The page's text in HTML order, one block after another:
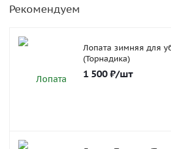
Рекомендуем
Лопата зимняя для
(Торнадика)
1 500 ₽/шт